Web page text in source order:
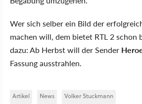
Wer sich selber ein Bild der
machen will, dem bietet RTL 2 schon
dazu: Ab Herbst will der Sender
Fassung ausstrahlen.
Artikel News Volker Stuckmann